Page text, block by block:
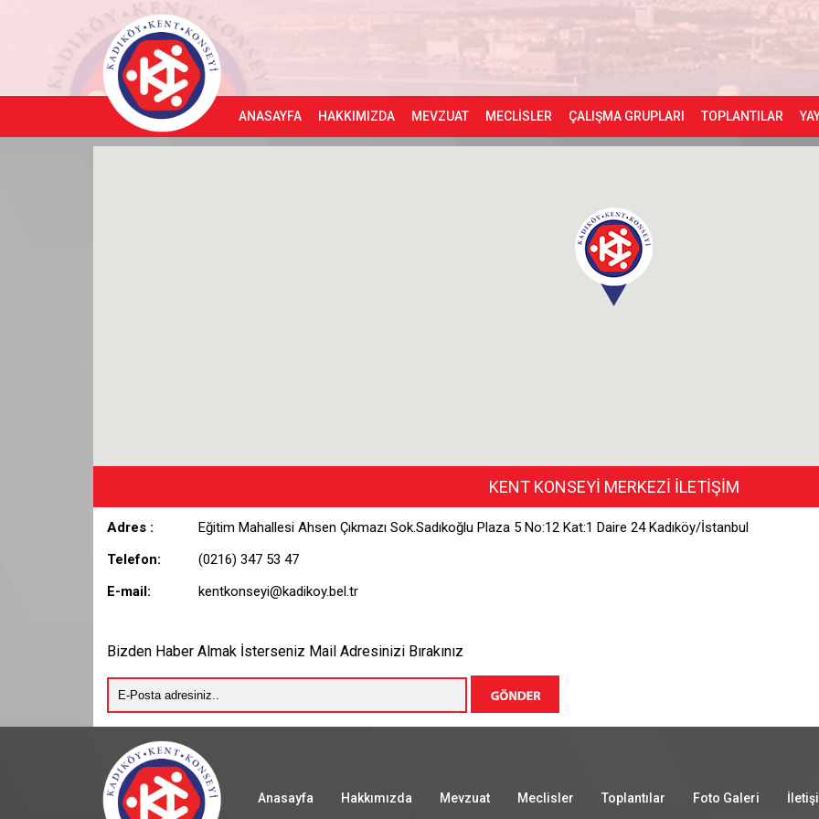
ANASAYFA HAKKIMIZDA MEVZUAT MECLİSLER ÇALIŞMA GRUPLARI TOPLANTILAR
KENT KONSEYİ MERKEZİ İLETİŞİM
Adres :
Eğitim Mahallesi Ahsen Çıkmazı Sok.Sadıkoğlu Plaza 5 No:12 Kat:1 Daire 24 Kadıköy/İstanbul
Telefon:
(0216) 347 53 47
E-mail:
kentkonseyi@kadikoy.bel.tr
Bizden Haber Almak İsterseniz Mail Adresinizi Bırakınız
Anasayfa Hakkımızda Mevzuat Meclisler Toplantılar Foto Galeri